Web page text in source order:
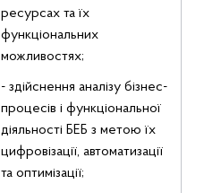
ресурсах та їх
функціональних
можливостях;
- здійснення аналізу бізнес-
процесів і функціональної
діяльності БЕБ з метою їх
цифровізації, автоматизації
та оптимізації;